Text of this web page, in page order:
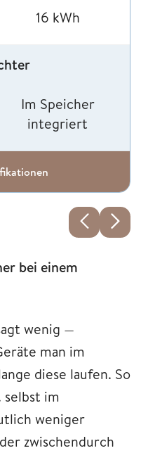
16 kWh
Im Speicher
integriert
bei einem
wenig —
man im
diese laufen. So
im
weniger
zwischendurch